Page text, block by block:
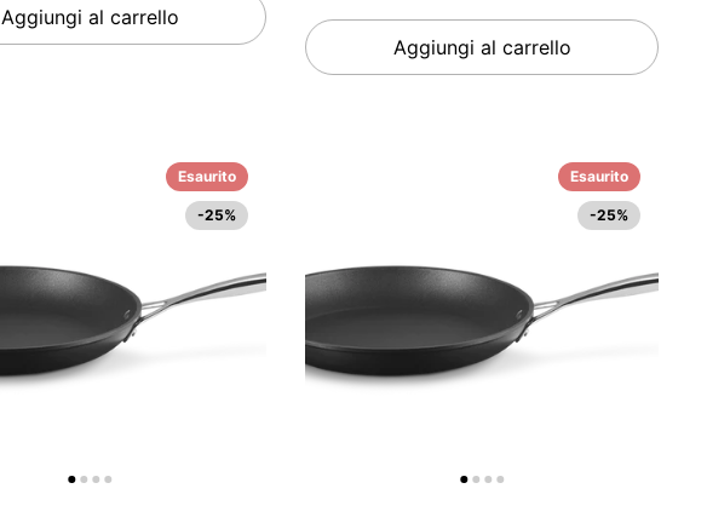
Aggiungi al carrello
Aggiungi al carrello
Esaurito
-25%
Esaurito
-25%